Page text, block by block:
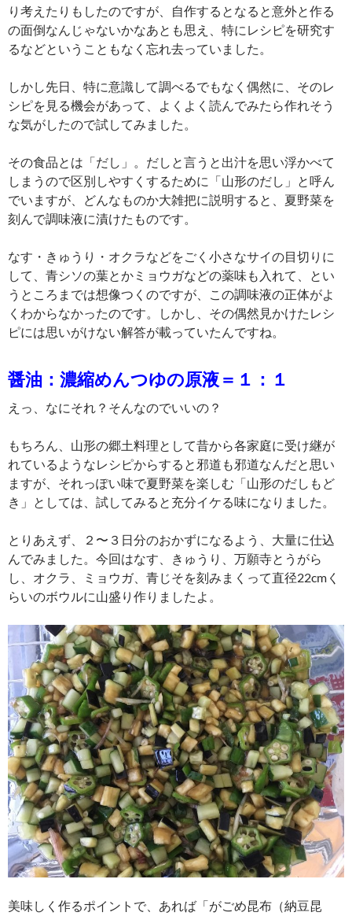
り考えたりもしたのですが、自作するとなると意外と作る
の面倒なんじゃないかなあとも思え、特にレシピを研究す
るなどということもなく忘れ去っていました。
しかし先日、特に意識して調べるでもなく偶然に、そのレ
シピを見る機会があって、よくよく読んでみたら作れそう
な気がしたので試してみました。
その食品とは「だし」。だしと言うと出汁を思い浮かべて
しまうので区別しやすくするために「山形のだし」と呼ん
でいますが、どんなものか大雑把に説明すると、夏野菜を
刻んで調味液に漬けたものです。
なす・きゅうり・オクラなどをごく小さなサイの目切りに
して、青シソの葉とかミョウガなどの薬味も入れて、とい
うところまでは想像つくのですが、この調味液の正体がよ
くわからなかったのです。しかし、その偶然見かけたレシ
ピには思いがけない解答が載っていたんですね。
醤油：濃縮めんつゆの原液＝１：１
えっ、なにそれ？そんなのでいいの？
もちろん、山形の郷土料理として昔から各家庭に受け継が
れているようなレシピからすると邪道も邪道なんだと思い
ますが、それっぽい味で夏野菜を楽しむ「山形のだしもど
き」としては、試してみると充分イケる味になりました。
とりあえず、２〜３日分のおかずになるよう、大量に仕込
んでみました。今回はなす、きゅうり、万願寺とうがら
し、オクラ、ミョウガ、青じそを刻みまくって直径22cmく
らいのボウルに山盛り作りましたよ。
美味しく作るポイントで、あれば「がごめ昆布（納豆昆